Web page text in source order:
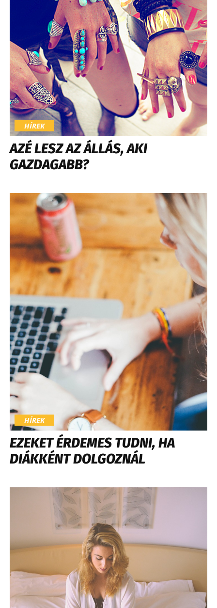
HÍREK
AZÉ LESZ AZ ÁLLÁS, AKI
GAZDAGABB?
HÍREK
EZEKET ÉRDEMES TUDNI, HA
DIÁKKÉNT DOLGOZNÁL